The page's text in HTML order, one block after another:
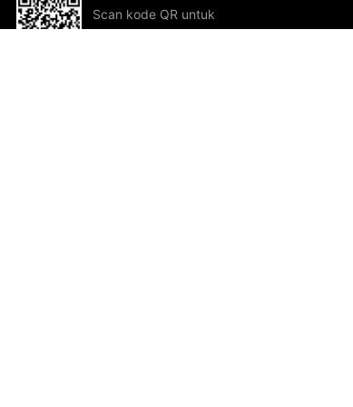
Scan kode QR untuk
mengunduh sekarang!